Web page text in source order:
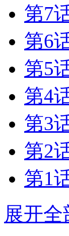
第7
第6
第5
第4
第3
第2
第1
展开全